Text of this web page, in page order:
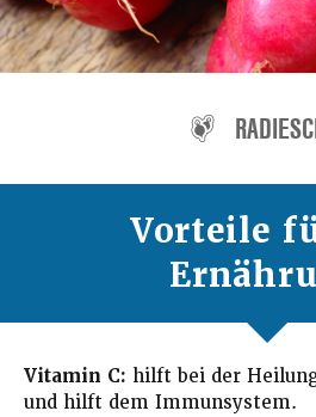
Vorteile
Vitamin C: hilft bei der
und hilft dem Immunsystem.